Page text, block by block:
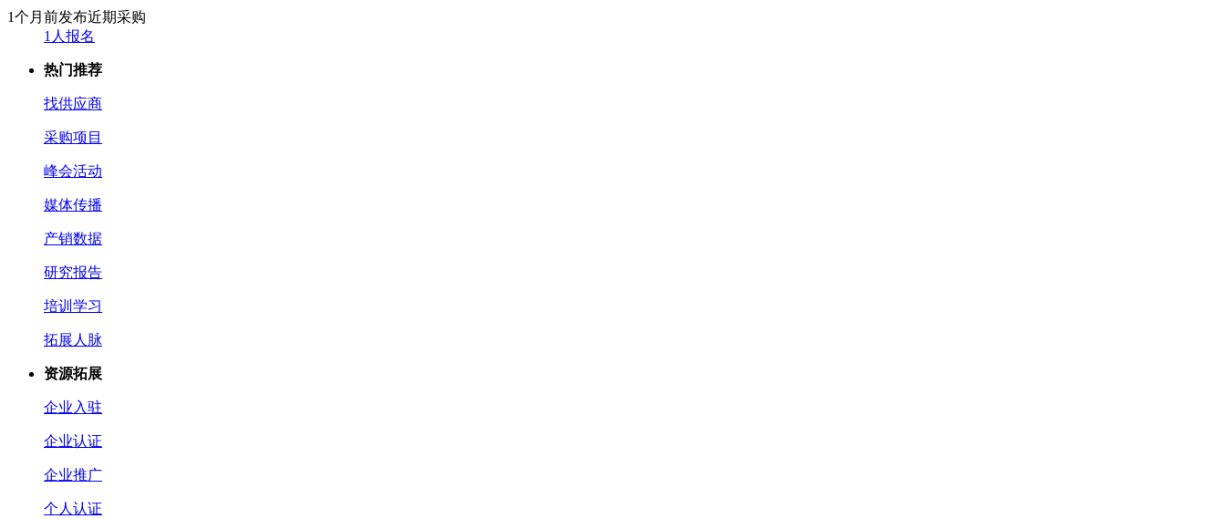
1个月前发布近期采购
1人报名
热门推荐
找供应商
采购项目
峰会活动
媒体传播
产销数据
研究报告
培训学习
拓展人脉
资源拓展
企业入驻
企业认证
企业推广
个人认证